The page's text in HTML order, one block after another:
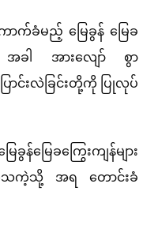
က်ခံမည့် မြေခွန် မြေခ
ကို အခါ အားလျော် စွာ
ောင်းလဲခြင်းတို့ကို ပြုလုပ်
န်မြေခကြွေးကျန်များ
ဘိသကဲ့သို့ အရ တောင်းခံ